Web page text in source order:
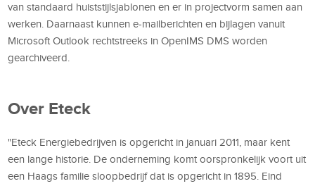
van standaard huiststijlsjablonen en er in projectvorm samen aan
werken. Daarnaast kunnen e-mailberichten en bijlagen vanuit
Microsoft Outlook rechtstreeks in OpenIMS DMS worden
gearchiveerd.
Over Eteck
"Eteck Energiebedrijven is opgericht in januari 2011, maar kent
een lange historie. De onderneming komt oorspronkelijk voort uit
een Haags familie sloopbedrijf dat is opgericht in 1895. Eind